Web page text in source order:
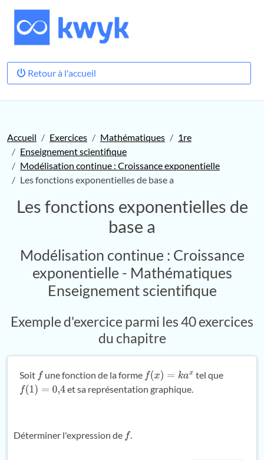
Retour à l'accueil
Accueil Exercices Mathématiques
1re
Enseignement scientifique
Modélisation continue : Croissance exponentielle
Les fonctions exponentielles de base a
Les fonctions exponentielles de
base a
Modélisation continue : Croissance
exponentielle - Mathématiques
Enseignement scientifique
Exemple d'exercice parmi les 40 exercices
du chapitre
Soit f une fonction de la forme f(x)=kax tel que
f(1) = 0,4 et sa représentation graphique.
Déterminer l'expression de f .